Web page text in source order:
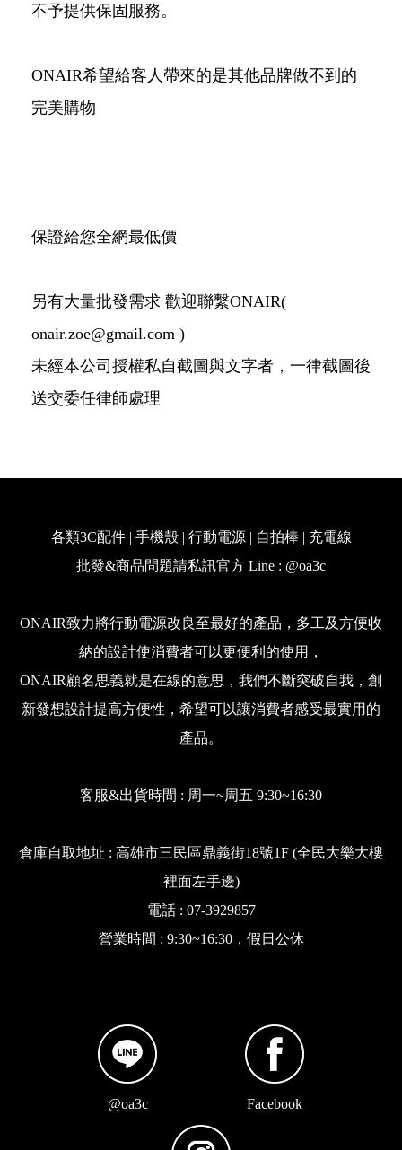
不予提供保固服務。
ONAIR希望給客人帶來的是其他品牌做不到的
完美購物
保證給您全網最低價
另有大量批發需求 歡迎聯繫ONAIR(
onair.zoe@gmail.com )
未經本公司授權私自截圖與文字者，一律截圖後
送交委任律師處理
各類3C配件 | 手機殼 | 行動電源 | 自拍棒 | 充電線
批發&商品問題請私訊官方 Line : @oa3c
ONAIR致力將行動電源改良至最好的產品，多工及方便收
納的設計使消費者可以更便利的使用，
ONAIR顧名思義就是在線的意思，我們不斷突破自我，創
新發想設計提高方便性，希望可以讓消費者感受最實用的
產品。
客服&出貨時間 : 周一~周五 9:30~16:30
倉庫自取地址 : 高雄市三民區鼎義街18號1F (全民大樂大樓
裡面左手邊)
電話 : 07-3929857
營業時間 : 9:30~16:30，假日公休
@oa3c Facebook